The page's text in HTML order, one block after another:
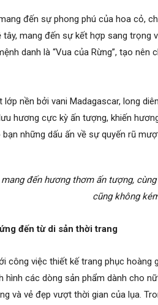
đến sự phong phú của hoa cỏ,
tây, mang đến sự kết hợp sang
danh là “Vua của Rừng”, tạo
lớp nền bởi vani Madagascar, long
hương cực kỳ ấn tượng, khiến
những dấu ấn về sự quyến rũ
đến hương thơm ấn tượng,
cũng không
đến từ di sản thời trang
công việc thiết kế trang phục hoàng
hình các dòng sản phẩm dành cho
và vẻ đẹp vượt thời gian của lụa.